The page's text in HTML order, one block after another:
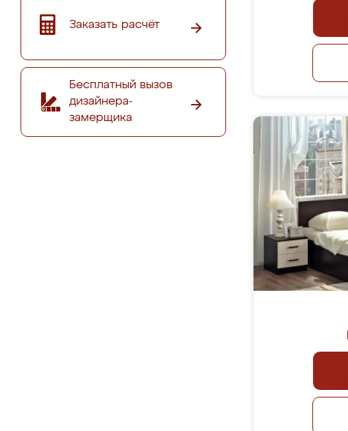
Заказать расчёт
Бесплатный вызов
дизайнера-
замерщика